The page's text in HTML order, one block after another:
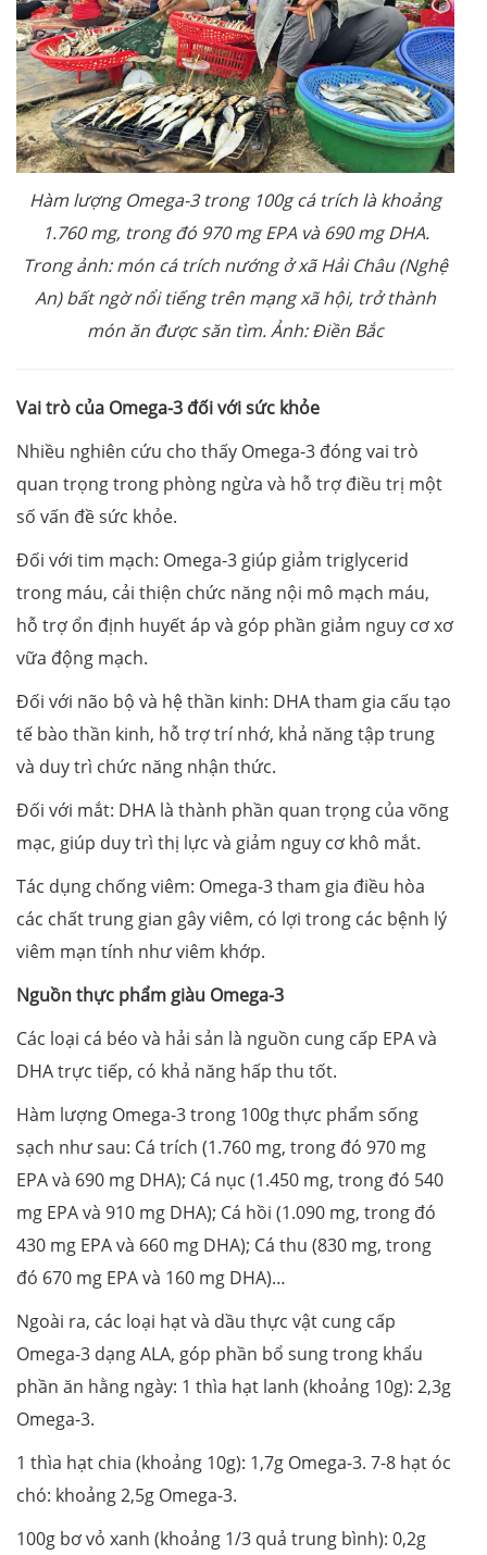
Hàm lượng Omega-3 trong 100g cá trích là khoảng
1.760 mg, trong đó 970 mg EPA và 690 mg DHA.
Trong ảnh: món cá trích nướng ở xã Hải Châu (Nghệ
An) bất ngờ nổi tiếng trên mạng xã hội, trở thành
món ăn được săn tìm. Ảnh: Điền Bắc
Vai trò của Omega-3 đối với sức khỏe
Nhiều nghiên cứu cho thấy Omega-3 đóng vai trò
quan trọng trong phòng ngừa và hỗ trợ điều trị một
số vấn đề sức khỏe.
Đối với tim mạch: Omega-3 giúp giảm triglycerid
trong máu, cải thiện chức năng nội mô mạch máu,
hỗ trợ ổn định huyết áp và góp phần giảm nguy cơ xơ
vữa động mạch.
Đối với não bộ và hệ thần kinh: DHA tham gia cấu tạo
tế bào thần kinh, hỗ trợ trí nhớ, khả năng tập trung
và duy trì chức năng nhận thức.
Đối với mắt: DHA là thành phần quan trọng của võng
mạc, giúp duy trì thị lực và giảm nguy cơ khô mắt.
Tác dụng chống viêm: Omega-3 tham gia điều hòa
các chất trung gian gây viêm, có lợi trong các bệnh lý
viêm mạn tính như viêm khớp.
Nguồn thực phẩm giàu Omega-3
Các loại cá béo và hải sản là nguồn cung cấp EPA và
DHA trực tiếp, có khả năng hấp thu tốt.
Hàm lượng Omega-3 trong 100g thực phẩm sống
sạch như sau: Cá trích (1.760 mg, trong đó 970 mg
EPA và 690 mg DHA); Cá nục (1.450 mg, trong đó 540
mg EPA và 910 mg DHA); Cá hồi (1.090 mg, trong đó
430 mg EPA và 660 mg DHA); Cá thu (830 mg, trong
đó 670 mg EPA và 160 mg DHA)…
Ngoài ra, các loại hạt và dầu thực vật cung cấp
Omega-3 dạng ALA, góp phần bổ sung trong khẩu
phần ăn hằng ngày: 1 thìa hạt lanh (khoảng 10g): 2,3g
Omega-3.
1 thìa hạt chia (khoảng 10g): 1,7g Omega-3. 7-8 hạt óc
chó: khoảng 2,5g Omega-3.
100g bơ vỏ xanh (khoảng 1/3 quả trung bình): 0,2g